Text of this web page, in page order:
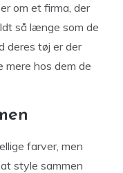
om et firma, der
så længe som de
deres tøj er der
hos dem de
farver, men
style sammen